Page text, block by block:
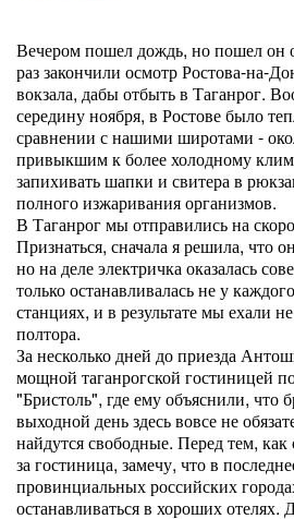
Вечером пошел дождь, но пошел он
раз закончили осмотр Ростова-на-
вокзала, дабы отбыть в Таганрог.
середину ноября, в Ростове было
сравнении с нашими широтами -
привыкшим к более холодному
запихивать шапки и свитера в
полного изжаривания организмов.
В Таганрог мы отправились на
Признаться, сначала я решила, что
но на деле электричка оказалась
только останавливалась не у
станциях, и в результате мы ехали
полтора.
За несколько дней до приезда
мощной таганрогской гостиницей
"Бристоль", где ему объяснили, что
выходной день здесь вовсе не
найдутся свободные. Перед тем, как
за гостиница, замечу, что в
провинциальных российских
останавливаться в хороших отелях.